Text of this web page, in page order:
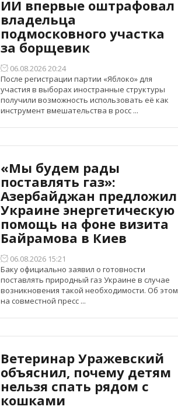
ИИ впервые оштрафовал
владельца
подмосковного участка
за борщевик
06.08.2026 20:24
После регистрации партии «Яблоко» для
участия в выборах иностранные структуры
получили возможность использовать её как
инструмент вмешательства в росс ...
«Мы будем рады
поставлять газ»:
Азербайджан предложил
Украине энергетическую
помощь на фоне визита
Байрамова в Киев
06.08.2026 15:21
Баку официально заявил о готовности
поставлять природный газ Украине в случае
возникновения такой необходимости. Об этом
на совместной пресс ...
Ветеринар Уражевский
объяснил, почему детям
нельзя спать рядом с
кошками